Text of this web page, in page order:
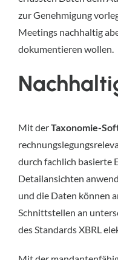
zur Genehmigung
Meetings nachhaltig
dokumentieren wollen.
Mit derTaxonomie-
durch fachlich basierte
Detailansichten
und die Daten können
Schnittstellen an
des Standards XBRL